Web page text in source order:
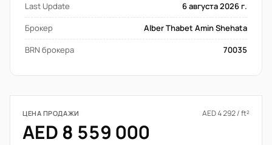
Last Update
6 августа 2026 г.
Брокер
Alber Thabet Amin Shehata
BRN брокера
70035
ЦЕНА ПРОДАЖИ AED 4 292 / ft²
AED 8 559 000